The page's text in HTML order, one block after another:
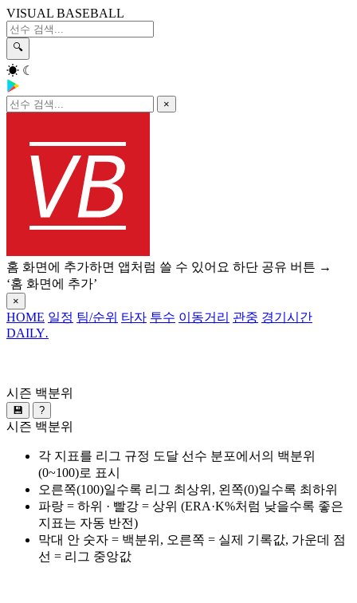
VISUAL BASEBALL
🔍
☀ ☾
×
홈 화면에 추가하면 앱처럼 쓸 수 있어요 하단 공유 버튼 →
‘홈 화면에 추가’
×
HOME 일정 팀/순위 타자 투수 이동거리 관중 경기시간
DAILY.
시즌 백분위
💾 ?
시즌 백분위
각 지표를 리그 규정 도달 선수 분포에서의 백분위
(0~100)로 표시
오른쪽(100)일수록 리그 최상위, 왼쪽(0)일수록 최하위
파랑 = 하위 · 빨강 = 상위 (ERA·K%처럼 낮을수록 좋은
지표는 자동 반전)
막대 안 숫자 = 백분위, 오른쪽 = 실제 기록값, 가운데 점
선 = 리그 중앙값